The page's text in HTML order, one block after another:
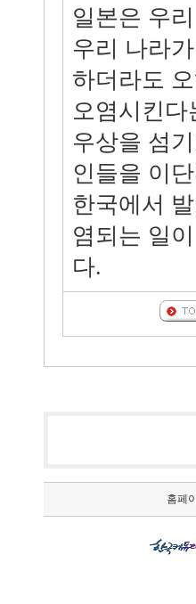
일본은 우
우리 나라
하더라도
오염시킨
우상을 섬
인들을 이
한국에서
염되는 일
다.
홈페